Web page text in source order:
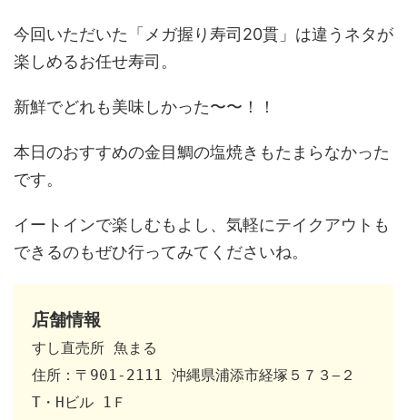
今回いただいた「メガ握り寿司20貫」は違うネタが
楽しめるお任せ寿司。
新鮮でどれも美味しかった〜〜！！
本日のおすすめの金目鯛の塩焼きもたまらなかった
です。
イートインで楽しむもよし、気軽にテイクアウトも
できるのもぜひ行ってみてくださいね。
店舗情報
すし直売所 魚まる
住所：〒901-2111 沖縄県浦添市経塚５７３−２
T・Hビル 1Ｆ